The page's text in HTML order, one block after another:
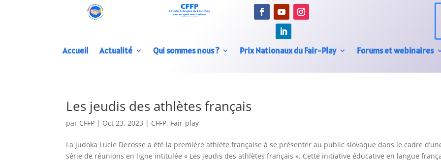
Accueil Actualité Qui sommes nous ? Prix Nationaux du Fair-Play Forums et webinaires
Les jeudis des athlètes français
par CFFP | Oct 23, 2023 | CFFP, Fair-play
La judoka Lucie Decosse a été la première athlète française à se présenter au public slovaque dans le cadre
série de réunions en ligne intitulée « Les jeudis des athlètes français ». Cette initiative éducative en langue